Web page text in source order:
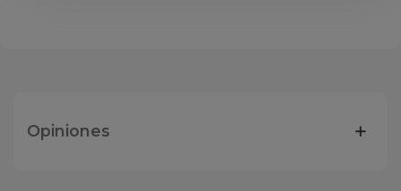
Opiniones